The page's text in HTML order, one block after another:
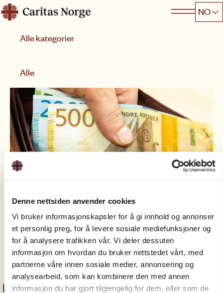
Denne nettsiden anvender cookies
Vi bruker informasjonskapsler for å gi innhold og annonser
et personlig preg, for å levere sosiale mediefunksjoner og
for å analysere trafikken vår. Vi deler dessuten
informasjon om hvordan du bruker nettstedet vårt, med
partnerne våre innen sosiale medier, annonsering og
analysearbeid, som kan kombinere den med annen
informasjon du har gjort tilgjengelig for dem, eller som de
Hopp
til
innhold
Caritas
NO
Alle
24.06.2024 Rettshjelp
Lønnstyveri må bekjempes!